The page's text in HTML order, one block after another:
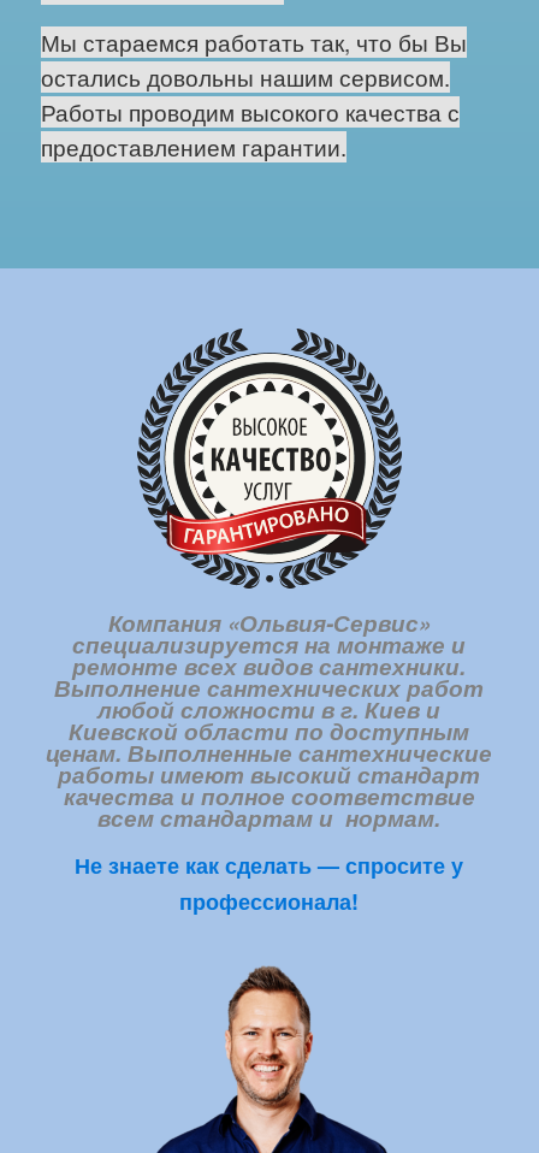
Мы стараемся работать так, что бы Вы
остались довольны нашим сервисом.
Работы проводим высокого качества с
предоставлением гарантии.
Компания «Ольвия-Сервис»
специализируется на монтаже и
ремонте всех видов сантехники.
Выполнение сантехнических работ
любой сложности в г. Киев и
Киевской области по доступным
ценам. Выполненные сантехнические
работы имеют высокий стандарт
качества и полное соответствие
всем стандартам и нормам.
Не знаете как сделать — спросите у
профессионала!